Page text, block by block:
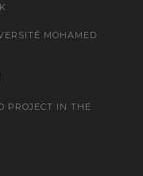
MOHAMED
PROJECT IN THE